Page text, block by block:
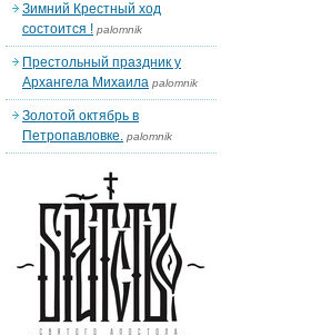
Зимний Крестный ход
состоится ! palomnik
Престольный праздник у
Архангела Михаила palomnik
Золотой октябрь в
Петропавловке. palomnik